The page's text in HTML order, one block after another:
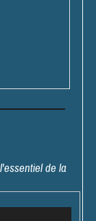
de la